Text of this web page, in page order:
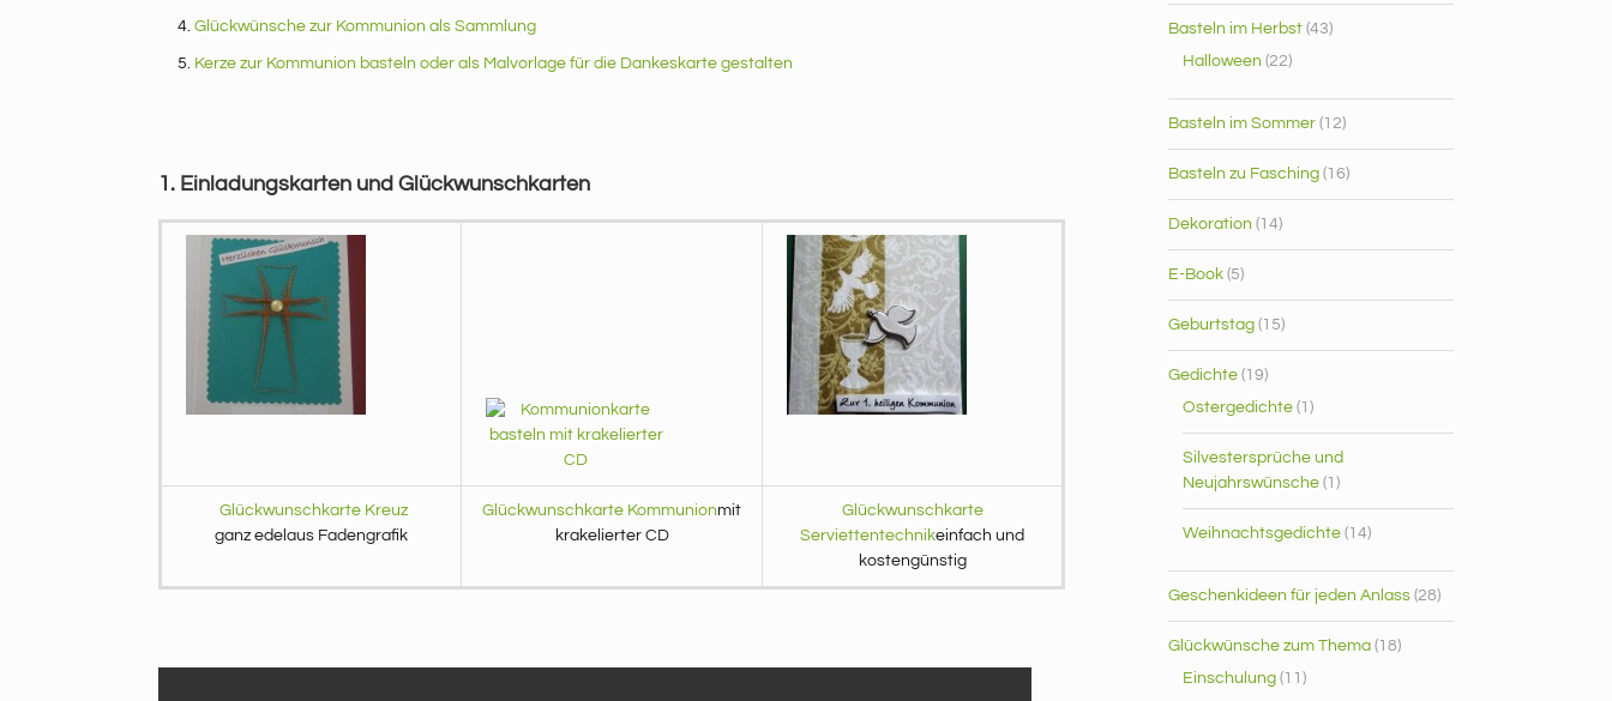
Glückwünsche zur Kommunion als Sammlung
Kerze zur Kommunion basteln oder als Malvorlage für die Dankeskarte gestalten
1. Einladungskarten und Glückwunschkarten
Glückwunschkarte Kreuz
ganz edelaus Fadengrafik
Glückwunschkarte Kommunionmit
krakelierter CD
Glückwunschkarte
Serviettentechnikeinfach und
kostengünstig
Basteln im Herbst (43)
Halloween (22)
Basteln im Sommer (12)
Basteln zu Fasching (16)
Dekoration (14)
E-Book (5)
Geburtstag (15)
Gedichte (19)
Ostergedichte (1)
Silvestersprüche und
Neujahrswünsche (1)
Weihnachtsgedichte (14)
Geschenkideen für jeden Anlass (28)
Glückwünsche zum Thema (18)
Einschulung (11)